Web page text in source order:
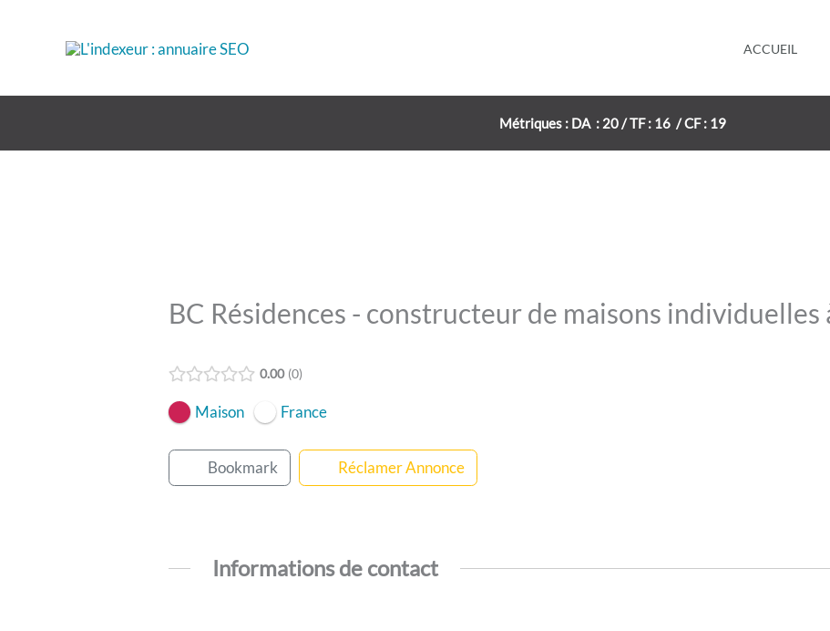
ACCUEIL
Métriques : DA : 20 / TF : 16 / CF : 19
BC Résidences - constructeur de maisons individuelles
0.00 0
Maison France
Bookmark Réclamer Annonce
Informations de contact